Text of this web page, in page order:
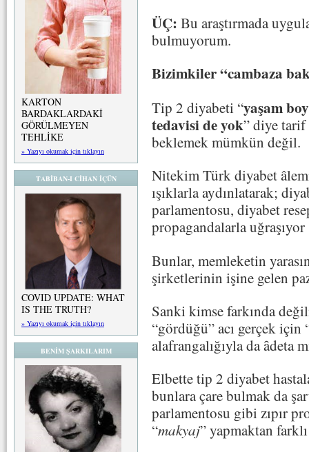
KARTON
BARDAKLARDAKİ
GÖRÜLMEYEN
TEHLİKE
» Yazıyı okumak için tıklayın
TABİBAN-I CİHAN İÇÜN
COVID UPDATE: WHAT
IS THE TRUTH?
» Yazıyı okumak için tıklayın
BENİM ŞARKILARIM
ÜÇ: Bu araştırmada
bulmuyorum.
Bizimkiler “cambaza
Tip 2 diyabeti “yaşam
tedavisi de yok” diye
beklemek mümkün değil.
Nitekim Türk diyabet
ışıklarla aydınlatarak;
parlamentosu, diyabet
propagandalarla
Bunlar, memleketin
şirketlerinin işine gelen
Sanki kimse farkında
“gördüğü” acı gerçek için
alafrangalığıyla da ȃdeta
Elbette tip 2 diyabet
bunlara çare bulmak da
parlamentosu gibi zıpır
“makyaj” yapmaktan